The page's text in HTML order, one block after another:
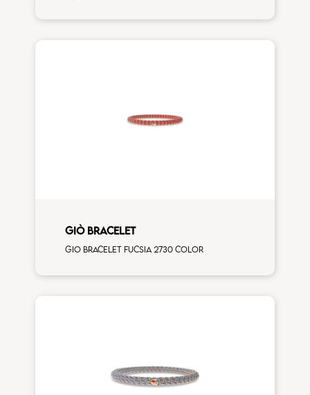
GIÒ BRACELET
Gio bracelet fucsia 2730 color